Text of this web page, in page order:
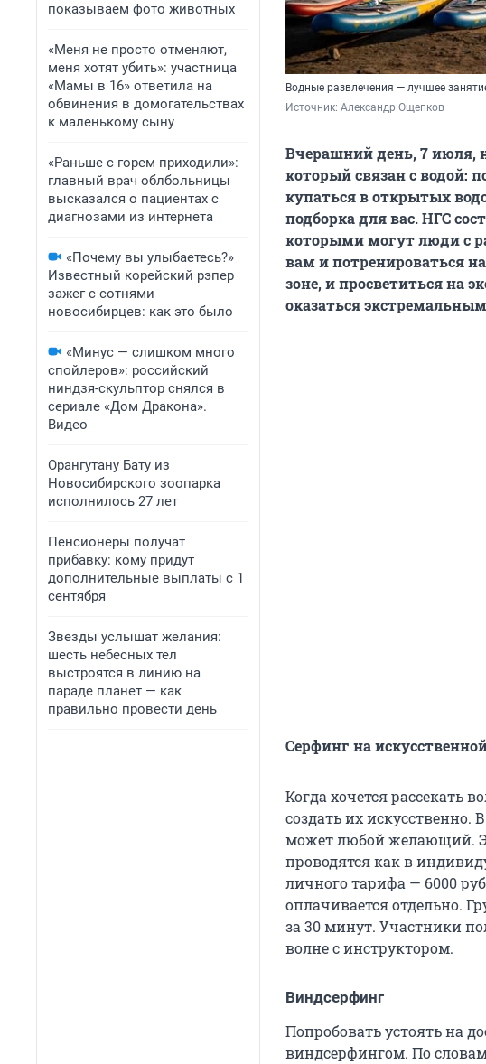
показываем фото животных
«Меня не просто отменяют,
меня хотят убить»: участница
«Мамы в 16» ответила на
обвинения в домогательствах
к маленькому сыну
«Раньше с горем приходили»:
главный врач облбольницы
высказался о пациентах с
диагнозами из интернета
«Почему вы улыбаетесь?»
Известный корейский рэпер
зажег с сотнями
новосибирцев: как это было
«Минус — слишком много
спойлеров»: российский
ниндзя-скульптор снялся в
сериале «Дом Дракона».
Видео
Орангутану Бату из
Новосибирского зоопарка
исполнилось 27 лет
Пенсионеры получат
прибавку: кому придут
дополнительные выплаты с 1
сентября
Звезды услышат желания:
шесть небесных тел
выстроятся в линию на
параде планет — как
правильно провести день
Водные развлечения — лучшее
Источник: Александр Ощепков
Вчерашний день, 7 июля,
который связан с водой:
купаться в открытых
подборка для вас. НГС
которыми могут люди с
вам и потренироваться
зоне, и просветиться на
оказаться
Серфинг на
Когда хочется рассекать
создать их искусственно.
может любой желающий.
проводятся как в
личного тарифа — 6000
оплачивается отдельно.
за 30 минут. Участники
волне с инструктором.
Виндсерфинг
Попробовать устоять на
виндсерфингом. По